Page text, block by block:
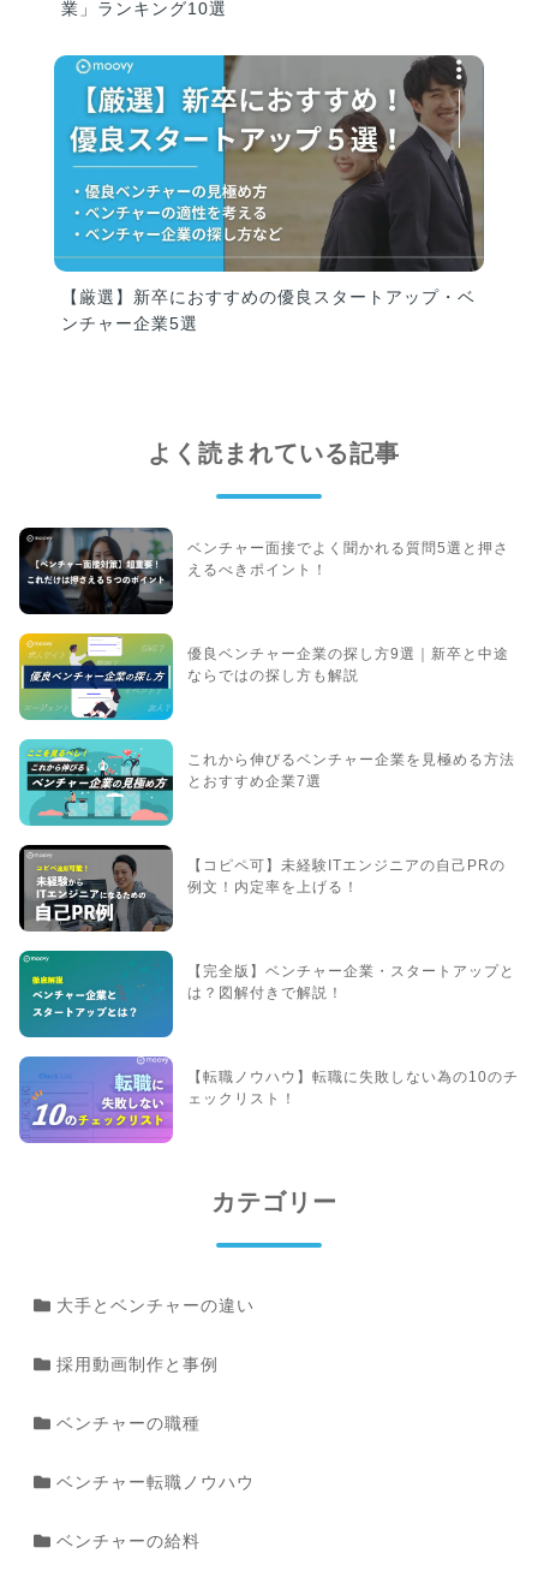
業」ランキング10選
【厳選】新卒におすすめの優良スタートアップ・ベ
ンチャー企業5選
よく読まれている記事
ベンチャー面接でよく聞かれる質問5選と押さ
えるべきポイント！
優良ベンチャー企業の探し方9選｜新卒と中途
ならではの探し方も解説
これから伸びるベンチャー企業を見極める方法
とおすすめ企業7選
【コピペ可】未経験ITエンジニアの自己PRの
例文！内定率を上げる！
【完全版】ベンチャー企業・スタートアップと
は？図解付きで解説！
【転職ノウハウ】転職に失敗しない為の10のチ
ェックリスト！
カテゴリー
大手とベンチャーの違い
採用動画制作と事例
ベンチャーの職種
ベンチャー転職ノウハウ
ベンチャーの給料